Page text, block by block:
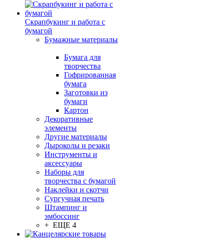
Скрапбукинг и работа с
бумагой
Бумажные материалы
Бумага для
творчества
Гофрированная
бумага
Заготовки из
бумаги
Картон
Декоративные
элементы
Другие материалы
Дыроколы и резаки
Инструменты и
аксессуары
Наборы для
творчества с бумагой
Наклейки и скотчи
Сургучная печать
Штампинг и
эмбоссинг
+ ЕЩЕ 4